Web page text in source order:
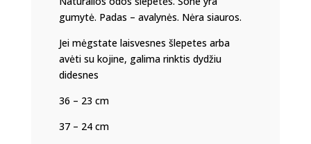
,,Rūta"gumytė. Padas – avalynės. Nėra siauros.
Jei mėgstate laisvesnes šlepetes arba
avėti su kojine, galima rinktis dydžiu
didesnes
36 – 23 cm
37 – 24 cm